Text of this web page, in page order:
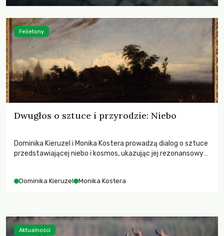
Dwugłos o sztuce i przyrodzie: Niebo
Dominika Kieruzel i Monika Kostera prowadzą dialog o sztuce
przedstawiającej niebo i kosmos, ukazując jej rezonansowy
Dominika Kieruzel Monika Kostera
Felietony
Aktualności